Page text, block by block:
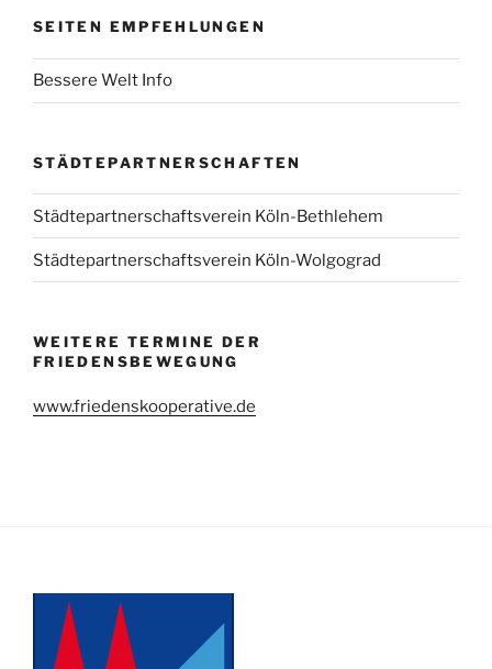
SEITEN EMPFEHLUNGEN
Bessere Welt Info
STÄDTEPARTNERSCHAFTEN
Städtepartnerschaftsverein Köln-Bethlehem
Städtepartnerschaftsverein Köln-Wolgograd
WEITERE TERMINE DER
FRIEDENSBEWEGUNG
www.friedenskooperative.de